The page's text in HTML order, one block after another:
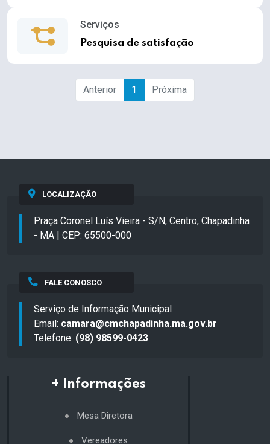
Serviços
Pesquisa de satisfação
Anterior 1 Próxima
LOCALIZAÇÃO
Praça Coronel Luís Vieira - S/N, Centro, Chapadinha
- MA | CEP: 65500-000
FALE CONOSCO
Serviço de Informação Municipal
Email: camara@cmchapadinha.ma.gov.br
Telefone: (98) 98599-0423
+ Informações
Mesa Diretora
Vereadores